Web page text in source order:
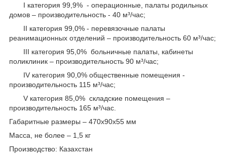
I категория 99,9% - операционные, палаты родильных
домов – производительность - 40 м³/час;
II категория 99,0% - перевязочные палаты
реанимационных отделений – производительность 60 м³/час;
III категория 95,0% больничные палаты, кабинеты
поликлиник – производительность 90 м³/час;
IV категория 90,0% общественные помещения -
производительность 115 м³/час;
V категория 85,0% складские помещения –
производительность 165 м³/час.
Габаритные размеры – 470х90х55 мм
Масса, не более – 1,5 кг
Производство: Казахстан